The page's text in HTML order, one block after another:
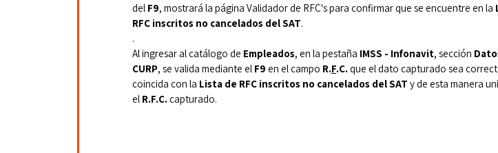
del F9, mostrará la página Validador de RFC's para confirmar que se encuentre en la
RFC inscritos no cancelados del SAT.
.
Al ingresar al catálogo de Empleados, en la pestaña IMSS - Infonavit, sección
CURP, se valida mediante el F9 en el campo R.F.C. que el dato capturado sea
coincida con la Lista de RFC inscritos no cancelados del SAT y de esta manera
el R.F.C. capturado.